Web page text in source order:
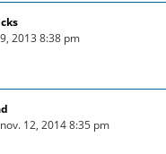
2013 8:38 pm
12, 2014 8:35 pm